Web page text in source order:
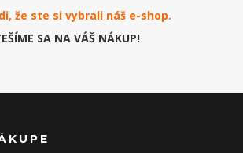
že ste si vybrali náš e-shop.
SA NA VÁŠ NÁKUP!